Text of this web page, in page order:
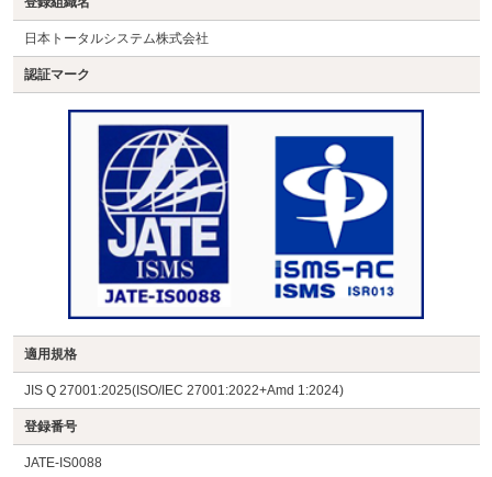
日本トータルシステム株式会社
認証マーク
適用規格
JIS Q 27001:2025(ISO/IEC 27001:2022+Amd 1:2024)
登録番号
JATE-IS0088